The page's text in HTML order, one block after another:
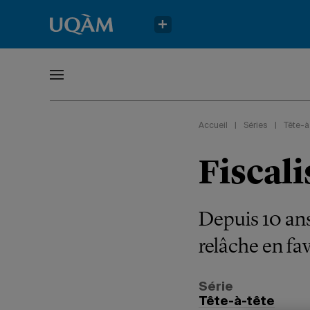
Accueil Séries Tête-
Depuis 10
relâche en
Série
Tête-à-tête